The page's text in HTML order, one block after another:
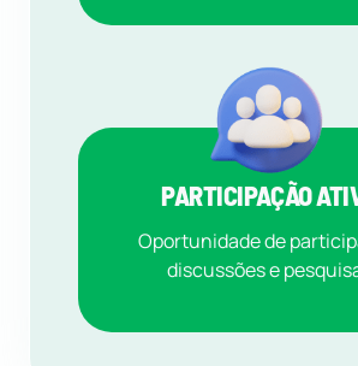
PARTICIPAÇÃO
Oportunidade de
discussões e